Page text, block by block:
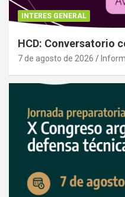
INTERES GENERAL
HCD: Conversatorio
7 de agosto de 2026